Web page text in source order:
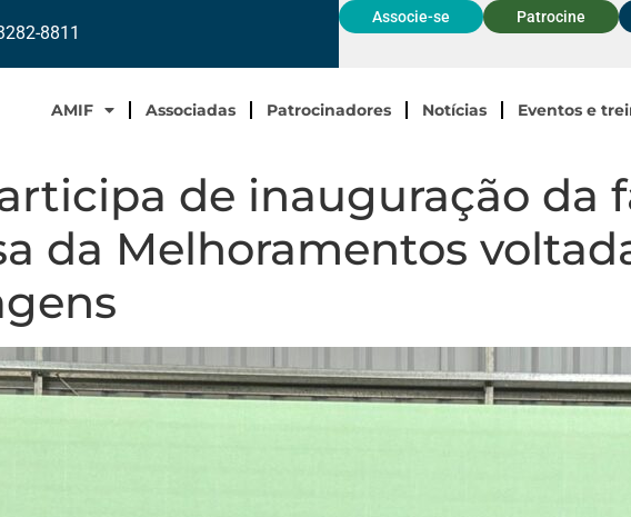
8811
Associe-se Patrocine
AMIF Associadas Patrocinadores Notícias Eventos e
de inauguração da
da Melhoramentos